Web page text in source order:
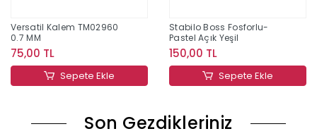
Versatil Kalem TM02960
0.7 MM
75,00 TL
Sepete Ekle
Stabilo Boss Fosforlu-
Pastel Açık Yeşil
150,00 TL
Sepete Ekle
Son Gezdikleriniz